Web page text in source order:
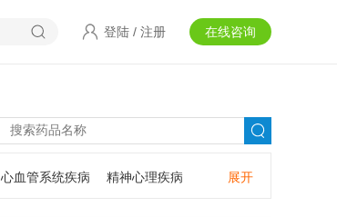
在线咨询
登陆 / 注册
展开
心血管系统疾病 精神心理疾病